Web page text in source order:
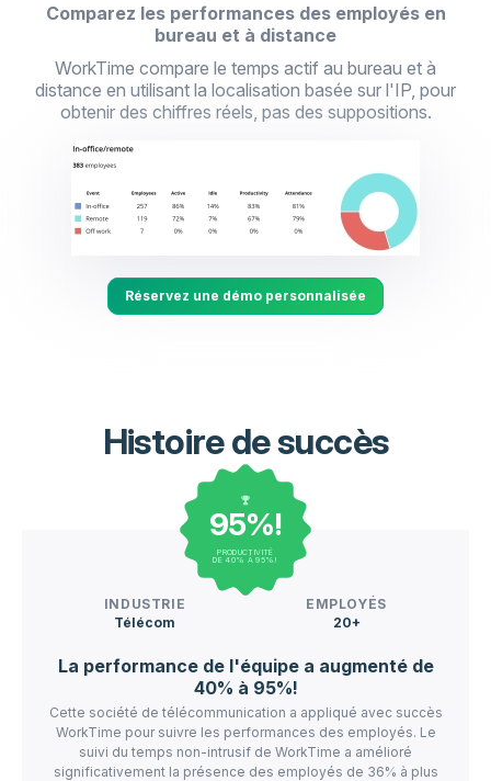
Comparez les performances des employés en
bureau et à distance
WorkTime compare le temps actif au bureau et à
distance en utilisant la localisation basée sur l'IP, pour
obtenir des chiffres réels, pas des suppositions.
Réservez une démo personnalisée
Histoire de succès
INDUSTRIE
Télécom
EMPLOYÉS
20+
La performance de l'équipe a augmenté de
40% à 95%!
Cette société de télécommunication a appliqué avec succès
WorkTime pour suivre les performances des employés. Le
suivi du temps non-intrusif de WorkTime a amélioré
significativement la présence des employés de 36% à plus
95%!
PRODUCTIVITÉ
DE 40% À 95%!